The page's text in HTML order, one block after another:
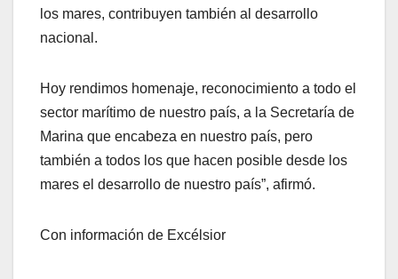
los mares, contribuyen también al desarrollo
nacional.
Hoy rendimos homenaje, reconocimiento a todo el
sector marítimo de nuestro país, a la Secretaría de
Marina que encabeza en nuestro país, pero
también a todos los que hacen posible desde los
mares el desarrollo de nuestro país”, afirmó.
Con información de Excélsior